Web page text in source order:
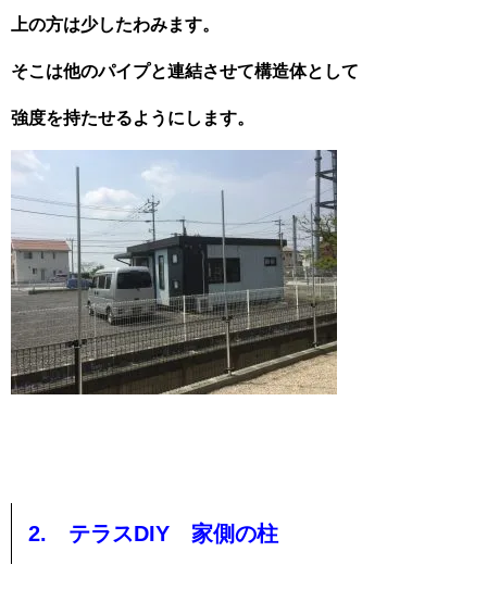
上の方は少したわみます。
そこは他のパイプと連結させて構造体として
強度を持たせるようにします。
2. テラスDIY 家側の柱